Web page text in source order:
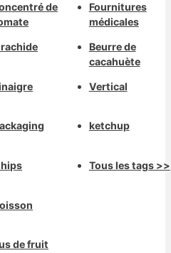
de
de fruit
Fournitures
médicales
Beurre de
cacahuète
Vertical
ketchup
Tous les tags >>